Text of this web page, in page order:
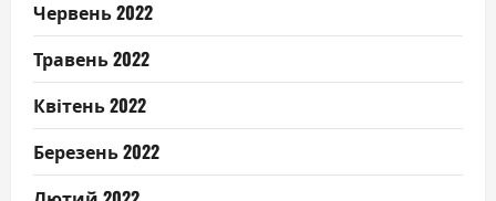
Червень 2022
Травень 2022
Квітень 2022
Березень 2022